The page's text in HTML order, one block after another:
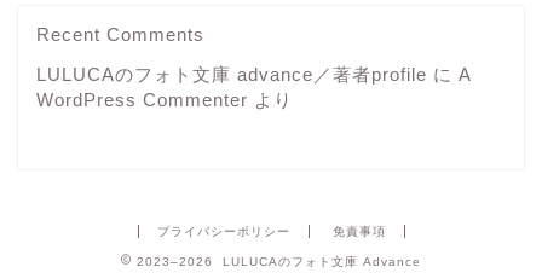
Recent Comments
LULUCAのフォト文庫 advance／著者profile に A
WordPress Commenter より
プライバシーポリシー 免責事項
2023–2026 LULUCAのフォト文庫 Advance